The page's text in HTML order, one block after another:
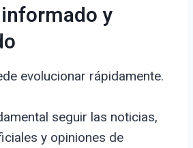
y
evolucionar rápidamente.
seguir las noticias,
y opiniones de